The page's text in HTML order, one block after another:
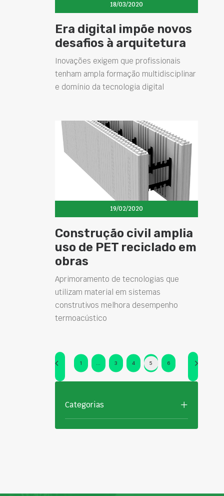
18/03/2020
Era digital impõe novos
desafios à arquitetura
Inovações exigem que profissionais
tenham ampla formação multidisciplinar
e domínio da tecnologia digital
19/02/2020
Construção civil amplia
uso de PET reciclado em
obras
Aprimoramento de tecnologias que
utilizam material em sistemas
construtivos melhora desempenho
termoacústico
1 3 4 5 6
Categorias